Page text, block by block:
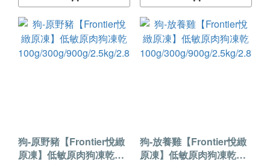
狗-原野豬【Frontier悅緻
原凍】低敏原肉狗凍乾
狗-放養雞【Frontier悅緻
原凍】低敏原肉狗凍乾